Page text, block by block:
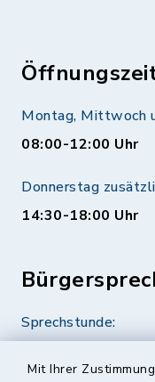
Mit Ihrer
Montag, Mittwoch
08:00-12:00 Uhr
Donnerstag
14:30-18:00 Uhr
Sprechstunde: